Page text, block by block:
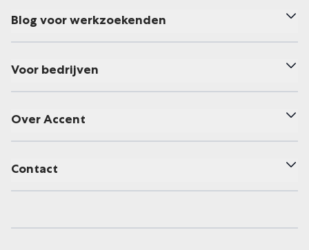
Blog voor werkzoekenden
Voor bedrijven
Over Accent
Contact